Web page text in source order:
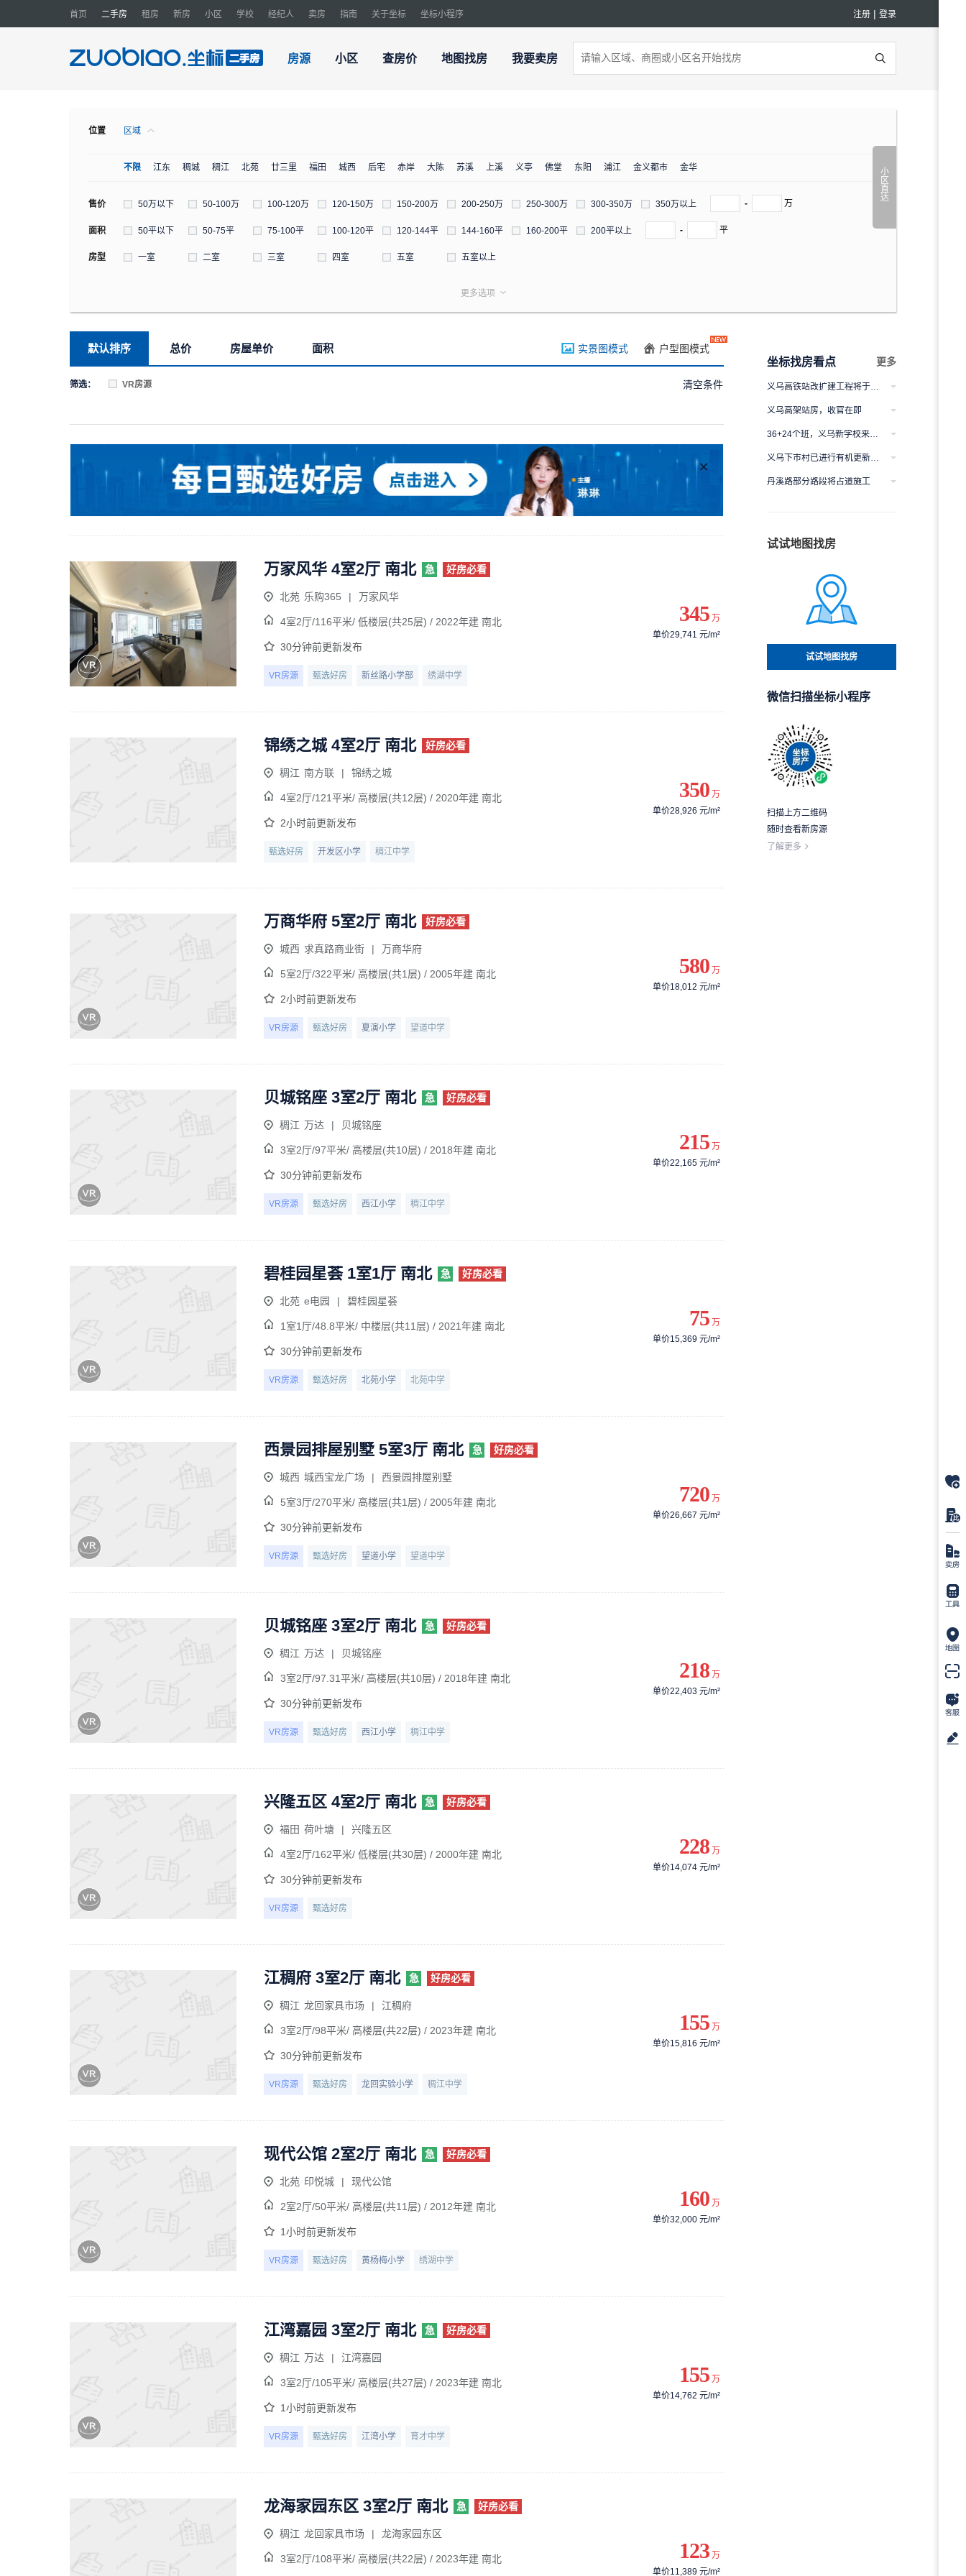
首页 二手房 租房 新房 小区 学校 经纪人 卖房 指南 关于坐标 坐标小程序 注册 | 登录
房源 小区 查房价 地图找房 我要卖房
位置 区域
不限 江东 稠城 稠江 北苑 廿三里 福田 城西 后宅 赤岸 大陈 苏溪 上溪 义亭 佛堂 东阳 浦江 金义都市 金华
售价 50万以下 50-100万 100-120万 120-150万 150-200万 200-250万 250-300万 300-350万 350万以上 - 万
面积 50平以下 50-75平 75-100平 100-120平 120-144平 144-160平 160-200平 200平以上 - 平
房型 一室 二室 三室 四室 五室 五室以上
更多选项
小
区
直
达
默认排序 总价 房屋单价 面积 实景图模式 户型图模式
筛选： VR房源 清空条件
×
万家风华 4室2厅 南北 急 好房必看
北苑 乐购365 | 万家风华
4室2厅/116平米/ 低楼层(共25层) / 2022年建 南北
30分钟前更新发布
VR房源 甄选好房 新丝路小学部 绣湖中学
345 万
单价29,741 元/m²
锦绣之城 4室2厅 南北 好房必看
稠江 南方联 | 锦绣之城
4室2厅/121平米/ 高楼层(共12层) / 2020年建 南北
2小时前更新发布
甄选好房 开发区小学 稠江中学
350 万
单价28,926 元/m²
万商华府 5室2厅 南北 好房必看
城西 求真路商业街 | 万商华府
5室2厅/322平米/ 高楼层(共1层) / 2005年建 南北
2小时前更新发布
VR房源 甄选好房 夏演小学 望道中学
580 万
单价18,012 元/m²
贝城铭座 3室2厅 南北 急 好房必看
稠江 万达 | 贝城铭座
3室2厅/97平米/ 高楼层(共10层) / 2018年建 南北
30分钟前更新发布
VR房源 甄选好房 西江小学 稠江中学
215 万
单价22,165 元/m²
碧桂园星荟 1室1厅 南北 急 好房必看
北苑 e电园 | 碧桂园星荟
1室1厅/48.8平米/ 中楼层(共11层) / 2021年建 南北
30分钟前更新发布
VR房源 甄选好房 北苑小学 北苑中学
75 万
单价15,369 元/m²
西景园排屋别墅 5室3厅 南北 急 好房必看
城西 城西宝龙广场 | 西景园排屋别墅
5室3厅/270平米/ 高楼层(共1层) / 2005年建 南北
30分钟前更新发布
VR房源 甄选好房 望道小学 望道中学
720 万
单价26,667 元/m²
贝城铭座 3室2厅 南北 急 好房必看
稠江 万达 | 贝城铭座
3室2厅/97.31平米/ 高楼层(共10层) / 2018年建 南北
30分钟前更新发布
VR房源 甄选好房 西江小学 稠江中学
218 万
单价22,403 元/m²
兴隆五区 4室2厅 南北 急 好房必看
福田 荷叶塘 | 兴隆五区
4室2厅/162平米/ 低楼层(共30层) / 2000年建 南北
30分钟前更新发布
VR房源 甄选好房
228 万
单价14,074 元/m²
江稠府 3室2厅 南北 急 好房必看
稠江 龙回家具市场 | 江稠府
3室2厅/98平米/ 高楼层(共22层) / 2023年建 南北
30分钟前更新发布
VR房源 甄选好房 龙回实验小学 稠江中学
155 万
单价15,816 元/m²
现代公馆 2室2厅 南北 急 好房必看
北苑 印悦城 | 现代公馆
2室2厅/50平米/ 高楼层(共11层) / 2012年建 南北
1小时前更新发布
VR房源 甄选好房 黄杨梅小学 绣湖中学
160 万
单价32,000 元/m²
江湾嘉园 3室2厅 南北 急 好房必看
稠江 万达 | 江湾嘉园
3室2厅/105平米/ 高楼层(共27层) / 2023年建 南北
1小时前更新发布
VR房源 甄选好房 江湾小学 育才中学
155 万
单价14,762 元/m²
龙海家园东区 3室2厅 南北 急 好房必看
稠江 龙回家具市场 | 龙海家园东区
3室2厅/108平米/ 高楼层(共22层) / 2023年建 南北 123 万
单价11,389 元/m²
坐标找房看点 更多
工
义乌高架站房，收官在即
摸
丹溪路部分路段将占道施工
试试地图找房
试试地图找房
微信扫描坐标小程序
扫描上方二维码
随时查看新房源
了解更多